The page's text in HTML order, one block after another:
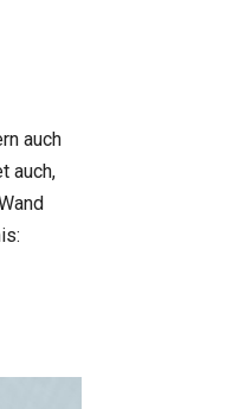
auch
auch,